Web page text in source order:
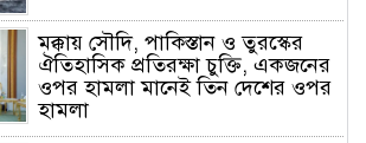
মক্কায় সৌদি, পাকিস্তান ও তুরস্কের
ঐতিহাসিক প্রতিরক্ষা চুক্তি, একজনের
ওপর হামলা মানেই তিন দেশের ওপর
হামলা